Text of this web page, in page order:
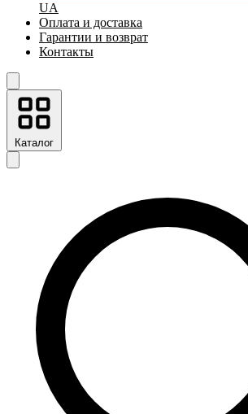
UA
Оплата и доставка
Гарантии и возврат
Контакты
Каталог